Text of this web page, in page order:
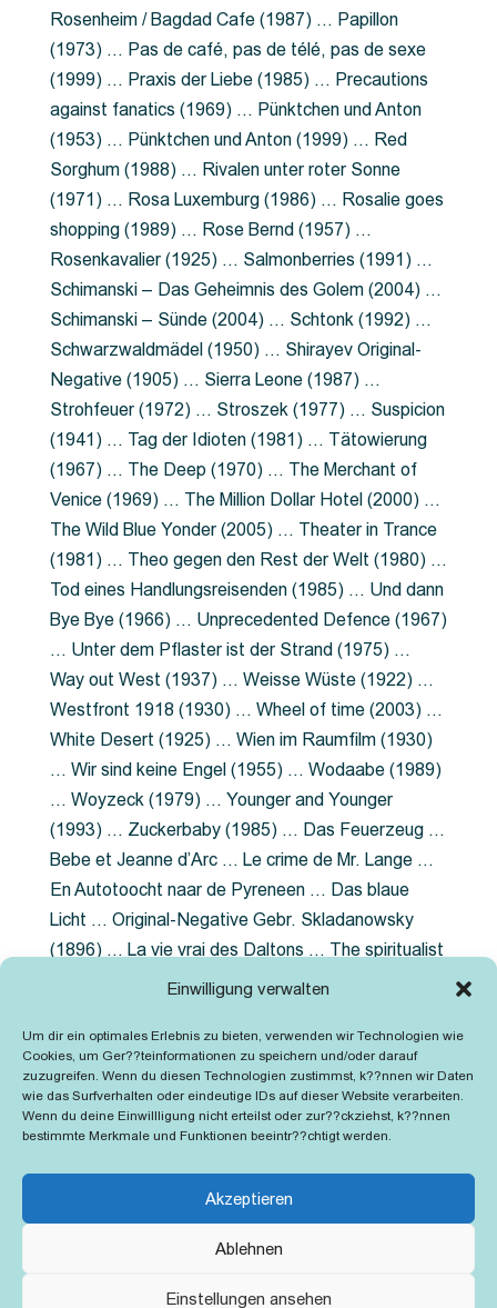
Einwilligung verwalten
Um dir ein optimales Erlebnis zu bieten, verwenden wir Technologien wie
Cookies, um Ger??teinformationen zu speichern und/oder darauf
zuzugreifen. Wenn du diesen Technologien zustimmst, k??nnen wir Daten
wie das Surfverhalten oder eindeutige IDs auf dieser Website verarbeiten.
Wenn du deine Einwillligung nicht erteilst oder zur??ckziehst, k??nnen
bestimmte Merkmale und Funktionen beeintr??chtigt werden.
Akzeptieren
Ablehnen
Einstellungen ansehen
Rosenheim / Bagdad Cafe (1987) … Papillon
(1973) … Pas de café, pas de télé, pas de sexe
(1999) … Praxis der Liebe (1985) … Precautions
against fanatics (1969) … Pünktchen und Anton
(1953) … Pünktchen und Anton (1999) … Red
Sorghum (1988) … Rivalen unter roter Sonne
(1971) … Rosa Luxemburg (1986) … Rosalie goes
shopping (1989) … Rose Bernd (1957) …
Rosenkavalier (1925) … Salmonberries (1991) …
Schimanski – Das Geheimnis des Golem (2004) …
Schimanski – Sünde (2004) … Schtonk (1992) …
Schwarzwaldmädel (1950) … Shirayev Original-
Negative (1905) … Sierra Leone (1987) …
Strohfeuer (1972) … Stroszek (1977) … Suspicion
(1941) … Tag der Idioten (1981) … Tätowierung
(1967) … The Deep (1970) … The Merchant of
Venice (1969) … The Million Dollar Hotel (2000) …
The Wild Blue Yonder (2005) … Theater in Trance
(1981) … Theo gegen den Rest der Welt (1980) …
Tod eines Handlungsreisenden (1985) … Und dann
Bye Bye (1966) … Unprecedented Defence (1967)
… Unter dem Pflaster ist der Strand (1975) …
Way out West (1937) … Weisse Wüste (1922) …
Westfront 1918 (1930) … Wheel of time (2003) …
White Desert (1925) … Wien im Raumfilm (1930)
… Wir sind keine Engel (1955) … Wodaabe (1989)
… Woyzeck (1979) … Younger and Younger
(1993) … Zuckerbaby (1985) … Das Feuerzeug …
Bebe et Jeanne d’Arc … Le crime de Mr. Lange …
En Autotoocht naar de Pyreneen … Das blaue
Licht … Original-Negative Gebr. Skladanowsky
(1896) … La vie vrai des Daltons … The spiritualist
photographer … Feuer im Fjord … The Song of the
Grubenlampe … Tolstoy … Grün ist die Heide …
Lady Hamilton … Mütter verzaget nicht …
Ruttmann Werbefilme